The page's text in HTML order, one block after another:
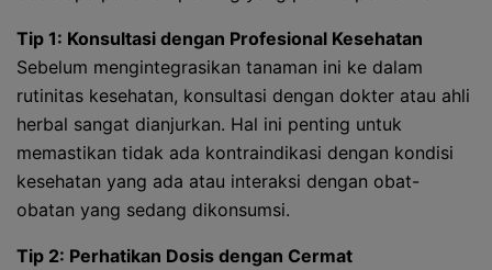
Tip 1: Konsultasi dengan Profesional Kesehatan
Sebelum mengintegrasikan tanaman ini ke dalam
rutinitas kesehatan, konsultasi dengan dokter atau ahli
herbal sangat dianjurkan. Hal ini penting untuk
memastikan tidak ada kontraindikasi dengan kondisi
kesehatan yang ada atau interaksi dengan obat-
obatan yang sedang dikonsumsi.
Tip 2: Perhatikan Dosis dengan Cermat